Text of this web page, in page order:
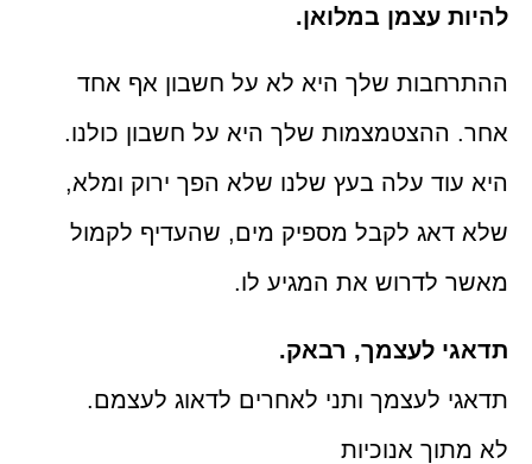
להיות עצמן במלואן.
ההתרחבות שלך היא לא על חשבון אף אחד
אחר. ההצטמצמות שלך היא על חשבון כולנו.
היא עוד עלה בעץ שלנו שלא הפך ירוק ומלא,
שלא דאג לקבל מספיק מים, שהעדיף לקמול
מאשר לדרוש את המגיע לו.
תדאגי לעצמך, רבאק.
תדאגי לעצמך ותני לאחרים לדאוג לעצמם.
לא מתוך אנוכיות